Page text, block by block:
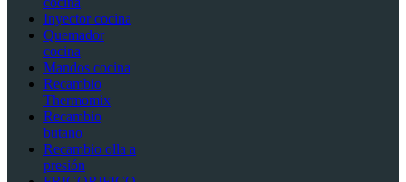
Inyector cocina
Quemador
cocina
Mandos cocina
Recambio
Thermomix
Recambio
butano
Recambio olla a
presión